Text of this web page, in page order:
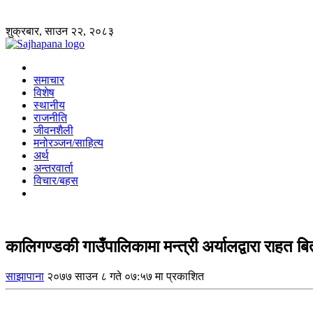
शुक्रबार, साउन २२, २०८३
समाचार
विशेष
स्थानीय
राजनीति
जीवनशैली
मनोरञ्जन/साहित्य
अर्थ
अन्तरवार्ता
विचार/बहस
कालिगण्डकी गाउँपालिकामा मन्त्री अर्यालद्वारा राहत
साझापाना २०७७ साउन ८ गते ०७:५७ मा प्रकाशित